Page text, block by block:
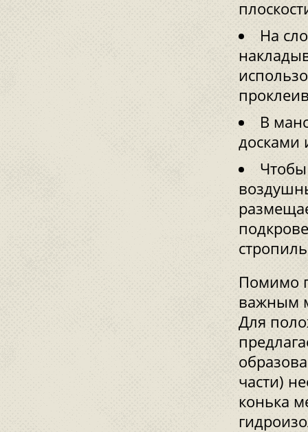
На
В
досками
Помимо
важным
Для
части)
конька